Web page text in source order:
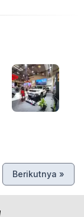
Berikutnya »